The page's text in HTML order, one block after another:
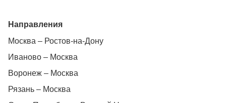
Направления
Москва – Ростов-на-Дону
Иваново – Москва
Воронеж – Москва
Рязань – Москва